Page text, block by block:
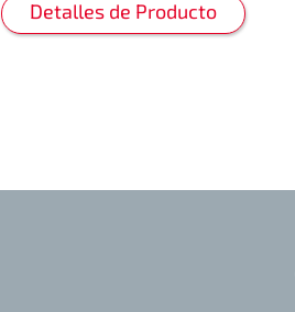
Detalles de Producto